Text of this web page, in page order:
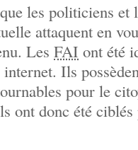
les politiciens et
attaquent en
Les FAI ont été
Ils
pour le
ont donc été